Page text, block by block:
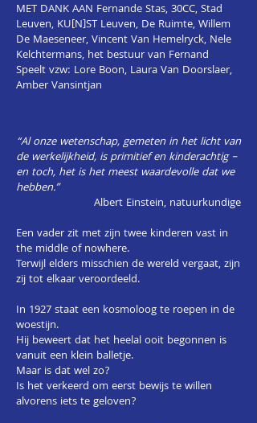
MET DANK AAN Fernande Stas, 30CC, Stad
Leuven, KU[N]ST Leuven, De Ruimte, Willem
De Maeseneer, Vincent Van Hemelryck, Nele
Kelchtermans, het bestuur van Fernand
Speelt vzw: Lore Boon, Laura Van Doorslaer,
Amber Vansintjan
“Al onze wetenschap, gemeten in het licht van
de werkelijkheid, is primitief en kinderachtig –
en toch, het is het meest waardevolle dat we
hebben.”
Albert Einstein, natuurkundige
Een vader zit met zijn twee kinderen vast in
the middle of nowhere.
Terwijl elders misschien de wereld vergaat, zijn
zij tot elkaar veroordeeld.
In 1927 staat een kosmoloog te roepen in de
woestijn.
Hij beweert dat het heelal ooit begonnen is
vanuit een klein balletje.
Maar is dat wel zo?
Is het verkeerd om eerst bewijs te willen
alvorens iets te geloven?